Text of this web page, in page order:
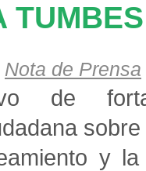
TUMBES
Nota de Prensa
de
y la